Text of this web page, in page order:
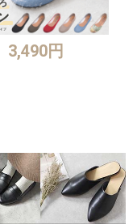
3,490円